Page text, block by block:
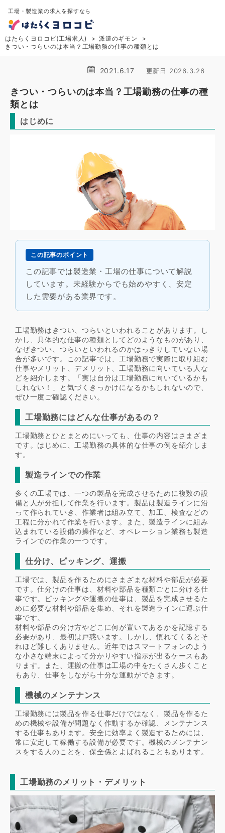
工場・製造業の求人を探すなら
はたらくヨロコビ(工場求人)
派遣のギモン
きつい・つらいのは本当？工場勤務の仕事の種類とは
2021.6.17 更新日 2026.3.26
きつい・つらいのは本当？工場勤務の仕事の種
類とは
はじめに
この記事のポイント
この記事では製造業・工場の仕事について解説
しています。未経験からでも始めやすく、安定
した需要がある業界です。
工場勤務はきつい、つらいといわれることがあります。し
かし、具体的な仕事の種類としてどのようなものがあり、
なぜきつい、つらいといわれるのかはっきりしていない場
合が多いです。この記事では、工場勤務で実際に取り組む
仕事やメリット、デメリット、工場勤務に向いている人な
どを紹介します。「実は自分は工場勤務に向いているかも
しれない！」と気づくきっかけになるかもしれないので、
ぜひ一度ご確認ください。
工場勤務にはどんな仕事があるの？
工場勤務とひとまとめにいっても、仕事の内容はさまざま
です。はじめに、工場勤務の具体的な仕事の例を紹介しま
す。
製造ラインでの作業
多くの工場では、一つの製品を完成させるために複数の設
備と人が分担して作業を行います。製品は製造ラインに沿
って作られていき、作業者は組み立て、加工、検査などの
工程に分かれて作業を行います。また、製造ラインに組み
込まれている設備の操作など、オペレーション業務も製造
ラインでの作業の一つです。
仕分け、ピッキング、運搬
工場では、製品を作るためにさまざまな材料や部品が必要
です。仕分けの仕事は、材料や部品を種類ごとに分ける仕
事です。ピッキングや運搬の仕事は、製品を完成させるた
めに必要な材料や部品を集め、それを製造ラインに運ぶ仕
事です。
材料や部品の分け方やどこに何が置いてあるかを記憶する
必要があり、最初は戸惑います。しかし、慣れてくるとそ
れほど難しくありません。近年ではスマートフォンのよう
な小さな端末によって分かりやすい指示が出るケースもあ
ります。また、運搬の仕事は工場の中をたくさん歩くこと
もあり、仕事をしながら十分な運動ができます。
機械のメンテナンス
工場勤務には製品を作る仕事だけではなく、製品を作るた
めの機械や設備が問題なく作動するか確認、メンテナンス
する仕事もあります。安全に効率よく製造するためには、
常に安定して稼働する設備が必要です。機械のメンテナン
スをする人のことを、保全係とよばれることもあります。
工場勤務のメリット・デメリット